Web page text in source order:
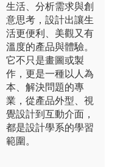
生活、分析需求與創
意思考，設計出讓生
活更便利、美觀又有
溫度的產品與體驗。
它不只是畫圖或製
作，更是一種以人為
本、解決問題的專
業，從產品外型、視
覺設計到互動介面，
都是設計學系的學習
範圍。